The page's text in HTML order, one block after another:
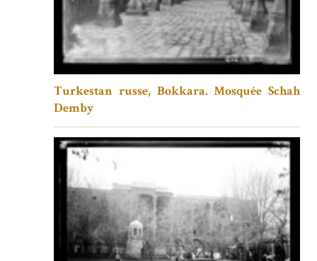
Turkestan russe, Bokkara. Mosquée Schah
Demby